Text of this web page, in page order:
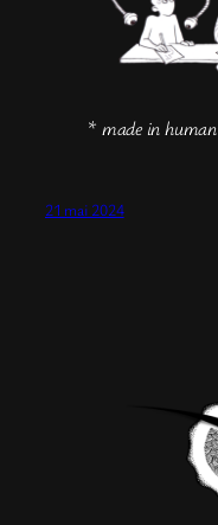
* made in human
21 mai 2024